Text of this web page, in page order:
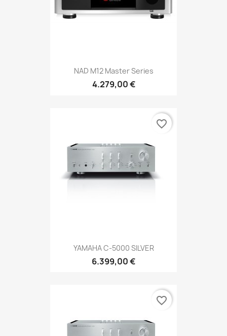
NAD M12 Master Series
4.279,00 €
YAMAHA C-5000 SILVER
6.399,00 €
favorite_border
favorite_border